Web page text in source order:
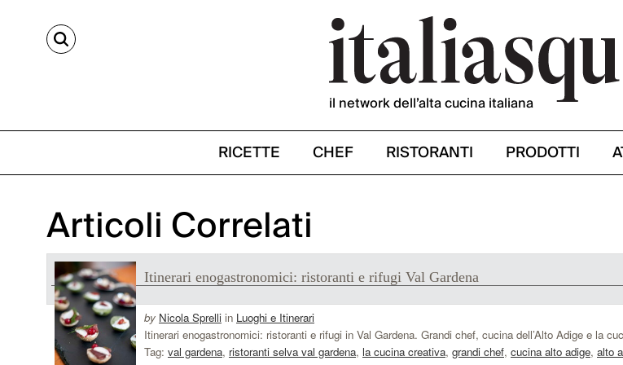
CERCA
il network dell’alta cucina italiana
RICETTE CHEF RISTORANTI PRODOTTI
Articoli Correlati
Itinerari enogastronomici: ristoranti e rifugi Val Gardena
by Nicola Sprelli in Luoghi e Itinerari
Itinerari enogastronomici: ristoranti e rifugi in Val Gardena. Grandi chef, cucina dell’Alto Adige e la
Tag: val gardena, ristoranti selva val gardena, la cucina creativa, grandi chef, cucina alto adige, alto